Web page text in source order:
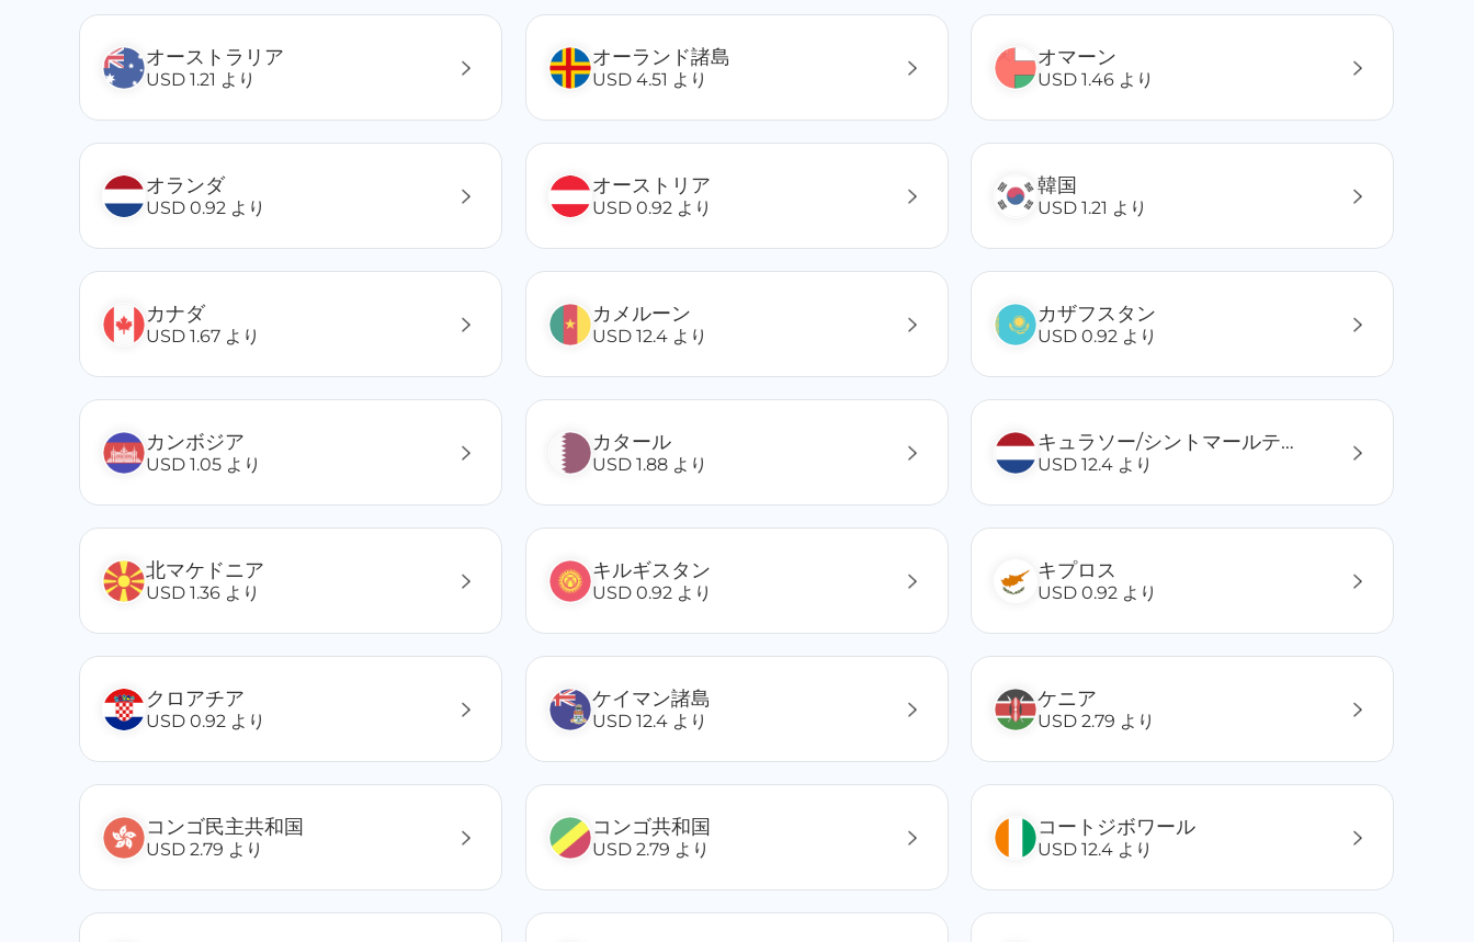
オーストラリア
USD 1.21 より
オーランド諸島
USD 4.51 より
オマーン
USD 1.46 より
オランダ
USD 0.92 より
オーストリア
USD 0.92 より
韓国
USD 1.21 より
カナダ
USD 1.67 より
カメルーン
USD 12.4 より
カザフスタン
USD 0.92 より
カンボジア
USD 1.05 より
カタール
USD 1.88 より
キュラソー/シントマールテン/シントウスタティウス
USD 12.4 より
北マケドニア
USD 1.36 より
キルギスタン
USD 0.92 より
キプロス
USD 0.92 より
クロアチア
USD 0.92 より
ケイマン諸島
USD 12.4 より
ケニア
USD 2.79 より
コンゴ民主共和国
USD 2.79 より
コンゴ共和国
USD 2.79 より
コートジボワール
USD 12.4 より
コートジボワール
サンマリノ
シンガポール
スリランカ
スウェーデン
セントルシア
セントビンセントおよびグレナディーン諸島
タークス・カイコス諸島
タジキスタン
タンザニア
中国香港
中央アフリカ共和国
チュニジア
チェコ共和国
トリニダード・トバゴ
ナイジェリア